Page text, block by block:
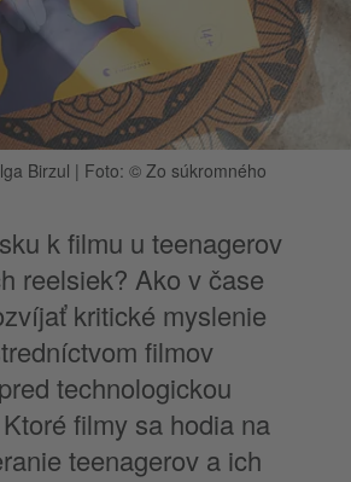
Birzul | Foto: © Zo súkromného
k filmu u teenagerov
reelsiek? Ako v čase
kritické myslenie
filmov
technologickou
filmy sa hodia na
teenagerov a ich